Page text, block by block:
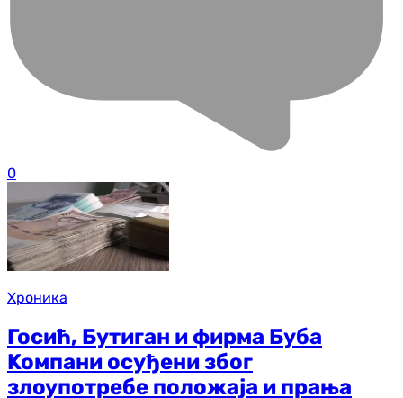
0
Хроника
Госић, Бутиган и фирма Буба
Koмпани осуђени због
злоупотребе положаја и прања